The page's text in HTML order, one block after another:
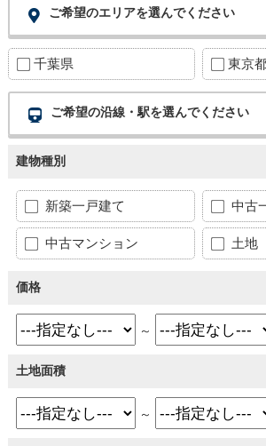
ご希望のエリアを選んでください
千葉県 東京
ご希望の沿線・駅を選んでください
建物種別
新築一戸建て 中古
中古マンション 土地
価格
～
土地面積
～